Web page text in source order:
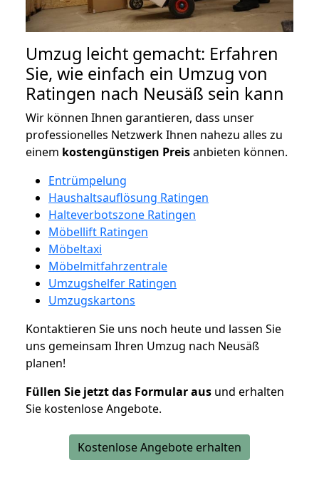
Umzug leicht gemacht: Erfahren
Sie, wie einfach ein Umzug von
Ratingen nach Neusäß sein kann
Wir können Ihnen garantieren, dass unser
professionelles Netzwerk Ihnen nahezu alles zu
einem kostengünstigen Preisanbieten können.
Entrümpelung
Haushaltsauflösung Ratingen
Halteverbotszone Ratingen
Möbellift Ratingen
Möbeltaxi
Möbelmitfahrzentrale
Umzugshelfer Ratingen
Umzugskartons
Kontaktieren Sie uns noch heute und lassen Sie
uns gemeinsam Ihren Umzug nach Neusäß
planen!
Füllen Sie jetzt das Formular aus und erhalten
Sie kostenlose Angebote.
Kostenlose Angebote erhalten